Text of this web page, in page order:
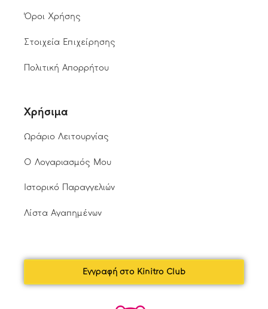
Όροι Χρήσης
Στοιχεία Επιχείρησης
Πολιτική Απορρήτου
Χρήσιμα
Ωράριο Λειτουργίας
Ο Λογαριασμός Μου
Ιστορικό Παραγγελιών
Λίστα Αγαπημένων
Εγγραφή στο Kinitro Club